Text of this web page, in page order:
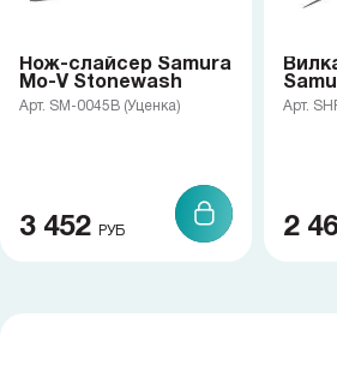
Нож-слайсер Samura
Mo-V Stonewash
Арт. SM-0045B (Уценка)
3 452 РУБ
Арт.
2